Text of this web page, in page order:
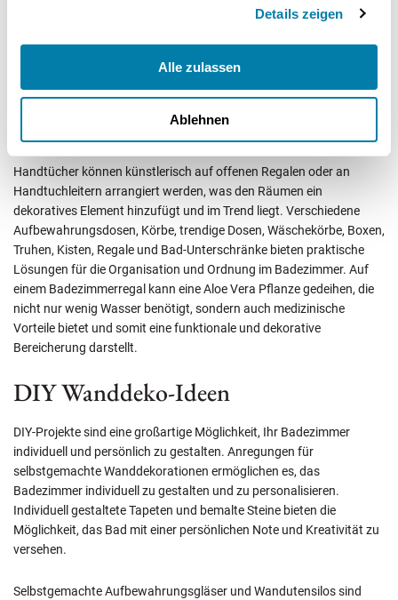
Details zeigen
Alle zulassen
Ablehnen
Materialien gefertigt, was ihnen sowohl Funktionalität als auch
einem Wandregal umbauen, das sich ideal für die stilvolle
Aufbewahrung von Handtüchern eignet, und durch die Verwendung
von umfunktionierten Marmeladengläsern als
Handtücher können künstlerisch auf offenen Regalen oder an
Handtuchleitern arrangiert werden, was den Räumen ein
dekoratives Element hinzufügt und im Trend liegt. Verschiedene
Aufbewahrungsdosen, Körbe, trendige Dosen, Wäschekörbe, Boxen,
Truhen, Kisten, Regale und Bad-Unterschränke bieten praktische
Lösungen für die Organisation und Ordnung im Badezimmer. Auf
einem Badezimmerregal kann eine Aloe Vera Pflanze gedeihen, die
nicht nur wenig Wasser benötigt, sondern auch medizinische
Vorteile bietet und somit eine funktionale und dekorative
Bereicherung darstellt.
DIY Wanddeko-Ideen
DIY-Projekte sind eine großartige Möglichkeit, Ihr Badezimmer
individuell und persönlich zu gestalten. Anregungen für
selbstgemachte Wanddekorationen ermöglichen es, das
Badezimmer individuell zu gestalten und zu personalisieren.
Individuell gestaltete Tapeten und bemalte Steine bieten die
Möglichkeit, das Bad mit einer persönlichen Note und Kreativität zu
versehen.
Selbstgemachte Aufbewahrungsgläser und Wandutensilos sind